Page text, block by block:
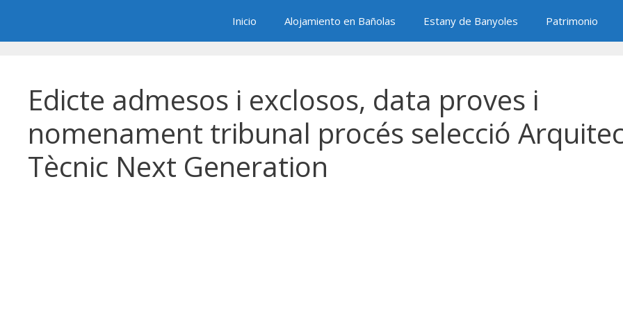
contenido
Inicio Alojamiento en Bañolas Estany de Banyoles Patrimonio
Edicte admesos i exclosos, data proves i
nomenament tribunal procés selecció
Tècnic Next Generation